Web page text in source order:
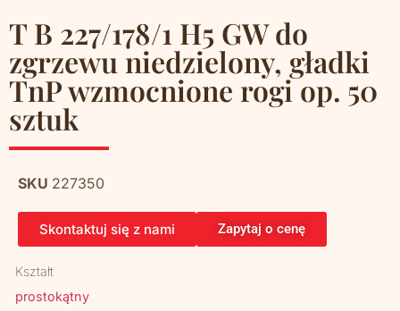
T B 227/178/1 H5 GW do
zgrzewu niedzielony, gładki
TnP wzmocnione rogi op. 50
sztuk
SKU 227350
Skontaktuj się z nami Zapytaj o cenę
Kształt
prostokątny